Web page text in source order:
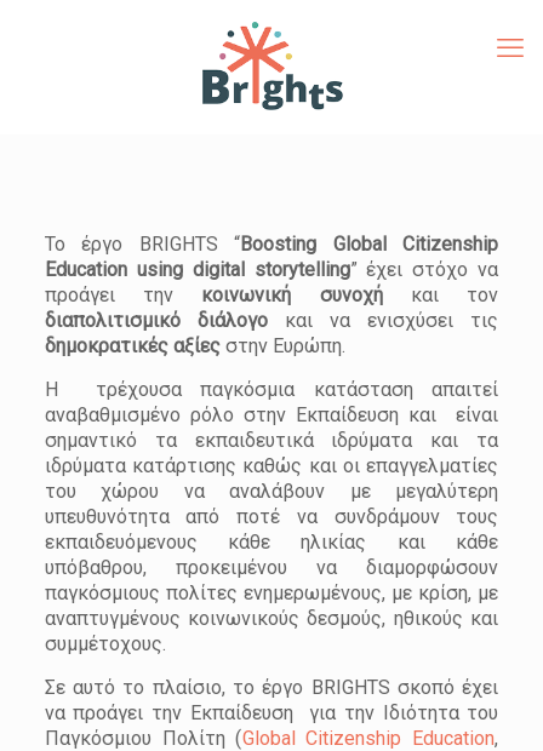
Το έργο BRIGHTS “Boosting GlobalCitizenship
Education using digital storytelling” έχει στόχο να
προάγει την κοινωνική συνοχή και τον
διαπολιτισμικό διάλογο και να ενισχύσει τις
δημοκρατικές αξίες στην Ευρώπη.
Η τρέχουσα παγκόσμια κατάσταση απαιτεί
αναβαθμισμένο ρόλο στην Εκπαίδευση και είναι
σημαντικό τα εκπαιδευτικά ιδρύματα και τα
ιδρύματα κατάρτισης καθώς και οι επαγγελματίες
του χώρου να αναλάβουν με μεγαλύτερη
υπευθυνότητα από ποτέ να συνδράμουν τους
εκπαιδευόμενους κάθε ηλικίας και κάθε
υπόβαθρου, προκειμένου να διαμορφώσουν
παγκόσμιους πολίτες ενημερωμένους, με κρίση, με
αναπτυγμένους κοινωνικούς δεσμούς, ηθικούς και
συμμέτοχους.
Σε αυτό το πλαίσιο, το έργο BRIGHTS σκοπό έχει
να προάγει την Εκπαίδευση για την Ιδιότητα του
Παγκόσμιου Πολίτη (Global Citizenship Education,